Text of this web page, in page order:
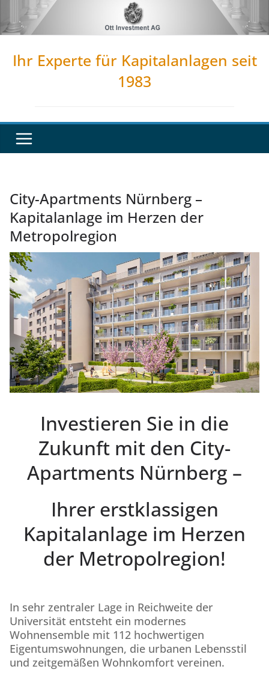
Inhalt
Ihr Experte für Kapitalanlagen seit
1983
City-Apartments Nürnberg –
Kapitalanlage im Herzen der
Metropolregion
Investieren Sie in die
Zukunft mit den City-
Apartments Nürnberg –
Ihrer erstklassigen
Kapitalanlage im Herzen
der Metropolregion!
In sehr zentraler Lage in Reichweite der
Universität entsteht ein modernes
Wohnensemble mit 112 hochwertigen
Eigentumswohnungen, die urbanen Lebensstil
und zeitgemäßen Wohnkomfort vereinen.